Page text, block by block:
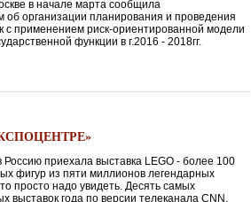
в начале марта сообщила
об организации планирования и проведения
с применением риск-ориентированной модели
функции в г.2016 - 2018гг.
Россию приехала выставка LEGO - более 100
фигур из пяти миллионов легендарных
просто надо увидеть. Десять самых
выставок года по версии телеканала CNN.